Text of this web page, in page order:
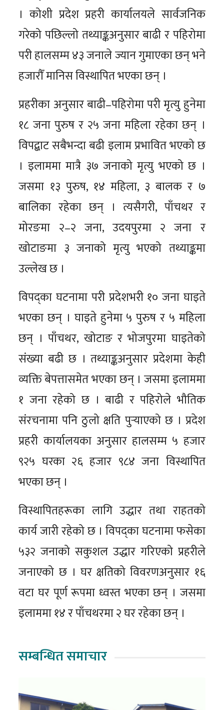
। कोशी प्रदेश प्रहरी कार्यालयले सार्वजनिक
गरेको पछिल्लो तथ्याङ्कअनुसार बाढी र पहिरोमा
परी हालसम्म ४३ जनाले ज्यान गुमाएका छन् भने
हजारौँ मानिस विस्थापित भएका छन् ।
प्रहरीका अनुसार बाढी–पहिरोमा परी मृत्यु हुनेमा
१८ जना पुरुष र २५ जना महिला रहेका छन् ।
विपद्बाट सबैभन्दा बढी इलाम प्रभावित भएको छ
। इलाममा मात्रै ३७ जनाको मृत्यु भएको छ ।
जसमा १३ पुरुष, १४ महिला, ३ बालक र ७
बालिका रहेका छन् । त्यसैगरी, पाँचथर र
मोरङमा २–२ जना, उदयपुरमा २ जना र
खोटाङमा ३ जनाको मृत्यु भएको तथ्याङ्कमा
उल्लेख छ ।
विपद्का घटनामा परी प्रदेशभरी १० जना घाइते
भएका छन् । घाइते हुनेमा ५ पुरुष र ५ महिला
छन् । पाँचथर, खोटाङ र भोजपुरमा घाइतेको
संख्या बढी छ । तथ्याङ्कअनुसार प्रदेशमा केही
व्यक्ति बेपत्तासमेत भएका छन् । जसमा इलाममा
१ जना रहेको छ । बाढी र पहिरोले भौतिक
संरचनामा पनि ठुलो क्षति पुर्‍याएको छ । प्रदेश
प्रहरी कार्यालयका अनुसार हालसम्म ५ हजार
९२५ घरका २६ हजार ९८४ जना विस्थापित
भएका छन् ।
विस्थापितहरूका लागि उद्धार तथा राहतको
कार्य जारी रहेको छ । विपद्का घटनामा फसेका
५३२ जनाको सकुशल उद्धार गरिएको प्रहरीले
जनाएको छ । घर क्षतिको विवरणअनुसार १६
वटा घर पूर्ण रूपमा ध्वस्त भएका छन् । जसमा
इलाममा १४ र पाँचथरमा २ घर रहेका छन् ।
सम्बन्धित समाचार